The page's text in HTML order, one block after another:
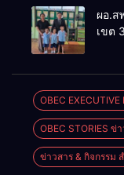
ประ
เชิง
ต้นแ
ระดับ
รุ่นที่
ปีงบ
พ.ศ.
ผอ.ส
เขต
ปาก
OBEC EXECUTIVE
OBEC STORIES ข่
ข่าวสาร & กิจกรรม